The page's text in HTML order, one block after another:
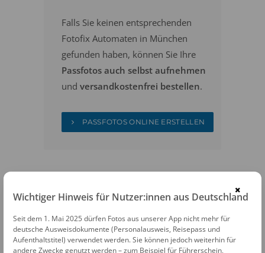
Falls Sie keinen entsprechenden
Fotofix Automaten in München
gefunden haben, können Sie Ihre
Passfotos auch selbst aufnehmen
und versandkostenfrei bestellen.
PASSFOTOS ONLINE ERSTELLEN
FOTOAUTOMATEN
Fotofix Automat München Bahnhof
×
Wichtiger Hinweis für Nutzer:innen aus Deutschland
Seit dem 1. Mai 2025 dürfen Fotos aus unserer App nicht mehr für
deutsche Ausweisdokumente (Personalausweis, Reisepass und
Aufenthaltstitel) verwendet werden. Sie können jedoch weiterhin für
andere Zwecke genutzt werden – zum Beispiel für Führerschein,